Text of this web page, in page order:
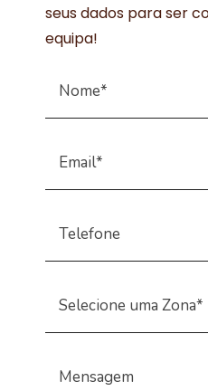
seus dados para ser
equipa!